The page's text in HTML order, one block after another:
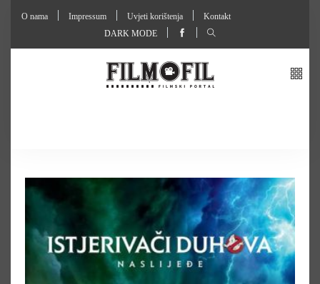
O nama Impressum Uvjeti korištenja
Kontakt
DARK MODE